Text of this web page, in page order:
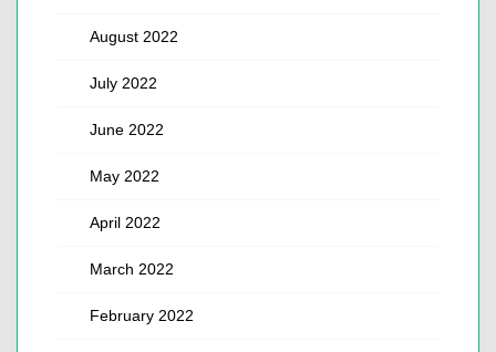
August 2022
July 2022
June 2022
May 2022
April 2022
March 2022
February 2022